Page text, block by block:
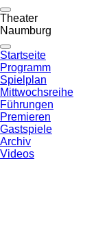
Theater
Naumburg
Startseite
Programm
Spielplan
Mittwochsreihe
Führungen
Premieren
Gastspiele
Archiv
Videos